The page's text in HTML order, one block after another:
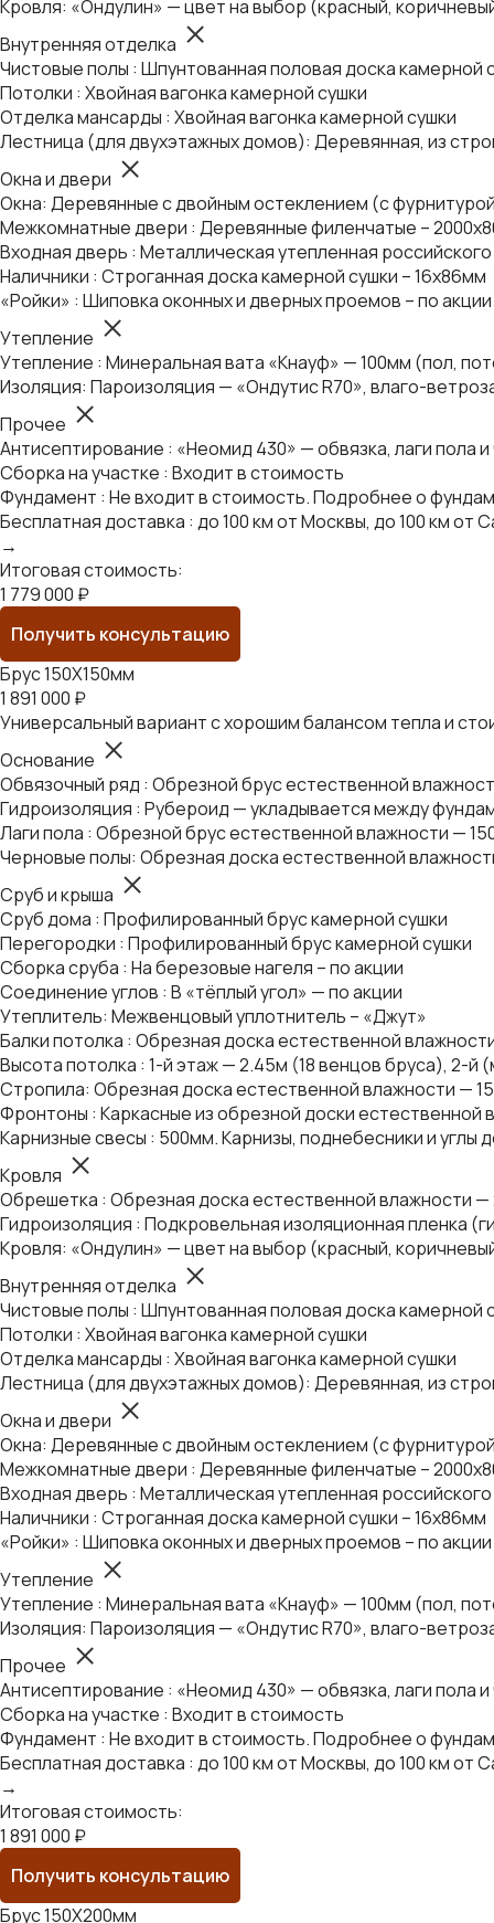
Кровля: «Ондулин» — цвет на выбор (красный,
Внутренняя отделка
Чистовые полы : Шпунтованная половая доска камерной
Потолки : Хвойная вагонка камерной сушки
Отделка мансарды : Хвойная вагонка камерной сушки
Лестница (для двухэтажных домов): Деревянная, из
Окна и двери
Окна: Деревянные с двойным остеклением (с
Межкомнатные двери : Деревянные филенчатые –
Входная дверь : Металлическая утепленная
Наличники : Строганная доска камерной сушки – 16х86мм
«Ройки» : Шиповка оконных и дверных проемов – по акции
Утепление
Утепление : Минеральная вата «Кнауф» — 100мм (пол,
Изоляция: Пароизоляция — «Ондутис R70», влаго-
Прочее
Антисептирование : «Неомид 430» — обвязка, лаги пола
Сборка на участке : Входит в стоимость
Фундамент : Не входит в стоимость. Подробнее о
Бесплатная доставка : до 100 км от Москвы, до 100 км
→
Итоговая стоимость:
1 779 000 ₽
Получить консультацию
Брус 150Х150мм
1 891 000 ₽
Универсальный вариант с хорошим балансом тепла и
Основание
Обвязочный ряд : Обрезной брус естественной
Гидроизоляция : Рубероид — укладывается между
Лаги пола : Обрезной брус естественной влажности —
Черновые полы: Обрезная доска естественной
Сруб и крыша
Сруб дома : Профилированный брус камерной сушки
Перегородки : Профилированный брус камерной сушки
Сборка сруба : На березовые нагеля – по акции
Соединение углов : В «тёплый угол» — по акции
Утеплитель: Межвенцовый уплотнитель – «Джут»
Балки потолка : Обрезная доска естественной
Высота потолка : 1-й этаж — 2.45м (18 венцов бруса), 2-
Стропила: Обрезная доска естественной влажности —
Фронтоны : Каркасные из обрезной доски естественной
Карнизные свесы : 500мм. Карнизы, поднебесники и углы
Кровля
Обрешетка : Обрезная доска естественной влажности —
Гидроизоляция : Подкровельная изоляционная пленка
Кровля: «Ондулин» — цвет на выбор (красный,
Внутренняя отделка
Чистовые полы : Шпунтованная половая доска камерной
Потолки : Хвойная вагонка камерной сушки
Отделка мансарды : Хвойная вагонка камерной сушки
Лестница (для двухэтажных домов): Деревянная, из
Окна и двери
Окна: Деревянные с двойным остеклением (с
Межкомнатные двери : Деревянные филенчатые –
Входная дверь : Металлическая утепленная
Наличники : Строганная доска камерной сушки – 16х86мм
«Ройки» : Шиповка оконных и дверных проемов – по акции
Утепление
Утепление : Минеральная вата «Кнауф» — 100мм (пол,
Изоляция: Пароизоляция — «Ондутис R70», влаго-
Прочее
Антисептирование : «Неомид 430» — обвязка, лаги пола
Сборка на участке : Входит в стоимость
Фундамент : Не входит в стоимость. Подробнее о
Бесплатная доставка : до 100 км от Москвы, до 100 км
→
Итоговая стоимость:
1 891 000 ₽
Получить консультацию
Брус 150Х200мм